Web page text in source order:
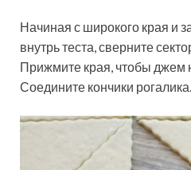
Начиная с широкого края и
внутрь теста, сверните
Прижмите края, чтобы джем
Соедините кончики рогалика.